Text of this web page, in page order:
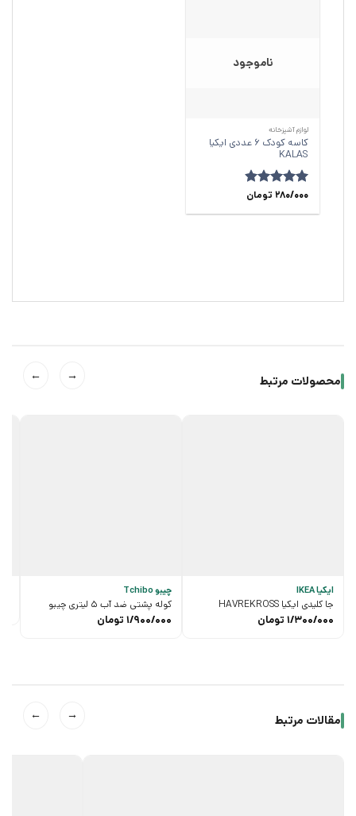
ناموجود
لوازم آشپزخانه
کاسه کودک 6 عددی ایکیا
KALAS
امتیاز 4.86 280/000 تومان
محصولات مرتبط →
←
ایکیا IKEA
جا کلیدی ایکیا HAVREKROSS
1/300/000 تومان
چیبو Tchibo
کوله پشتی ضد آب 5 لیتری چیبو
1/900/000 تومان
مقالات مرتبط →
←